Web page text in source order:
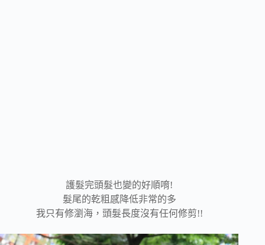
護髮完頭髮也變的好順唷!
髮尾的乾粗感降低非常的多
我只有修瀏海，頭髮長度沒有任何修剪!!